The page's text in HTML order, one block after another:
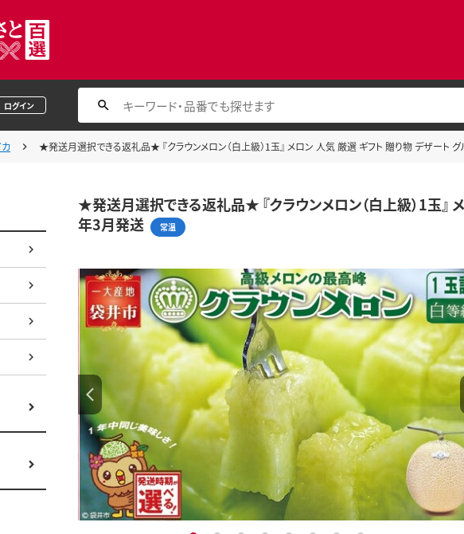
ログイン
カ ★発送月選択できる返礼品★ 『クラウンメロン（白上級）1玉』 メロン 人気 厳選 ギフト 贈り物 デザート
★発送月選択できる返礼品★ 『クラウンメロン（白上級）1玉
年3月発送
常温